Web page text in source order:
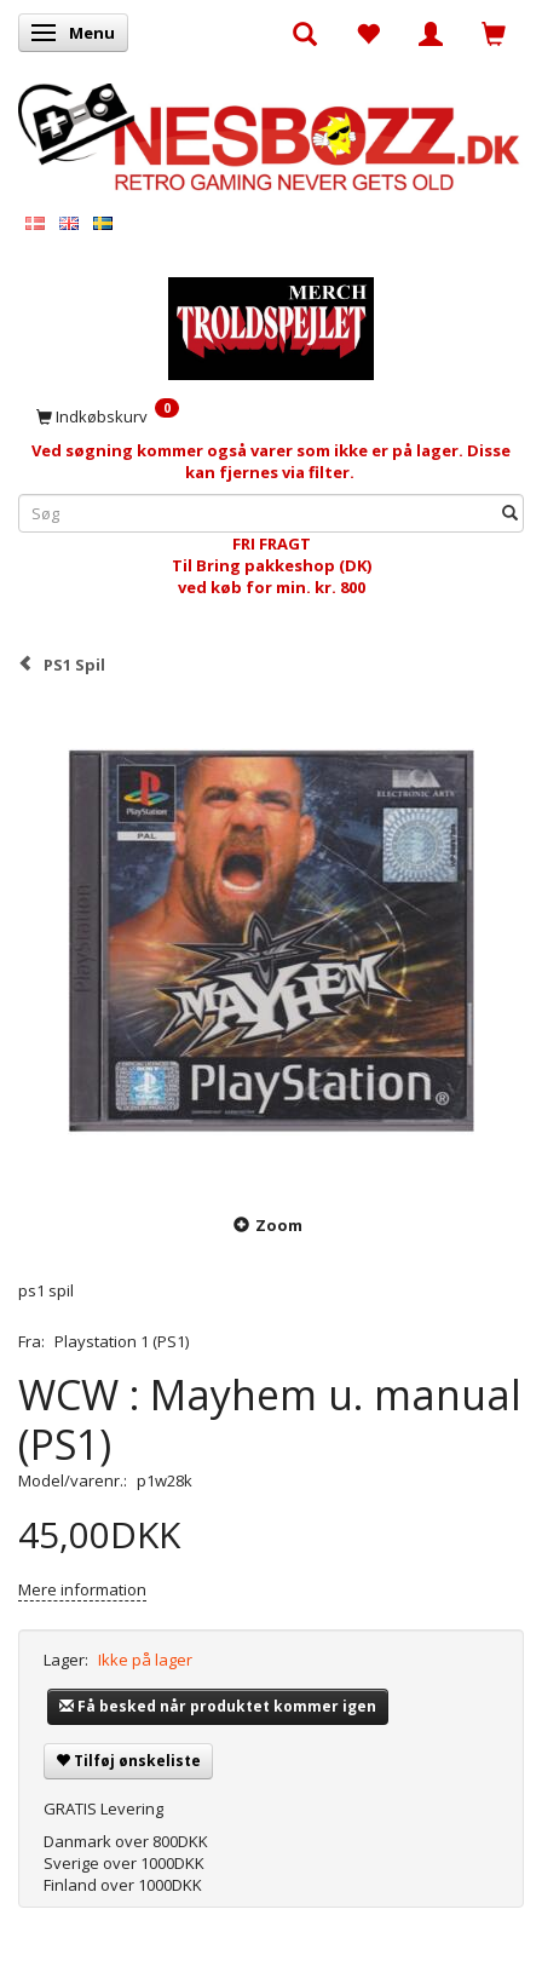
Skifte navigation
Menu
Indkøbskurv 0
Ved søgning kommer også varer som ikke er på lager. Disse
kan fjernes via filter.
FRI FRAGT
Til Bring pakkeshop (DK)
ved køb for min. kr. 800
PS1 Spil
Zoom
ps1 spil
Fra: Playstation 1 (PS1)
WCW : Mayhem u. manual
(PS1)
Model/varenr.: p1w28k
45,00DKK
Mere information
Lager: Ikke på lager
Få besked når produktet kommer igen
Tilføj ønskeliste
GRATIS Levering
Danmark over 800DKK
Sverige over 1000DKK
Finland over 1000DKK